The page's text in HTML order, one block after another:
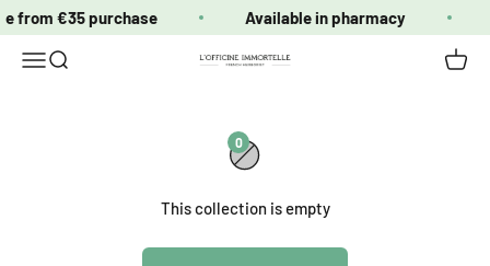
Skip to content
from €35 purchase Available in pharmacy
Open navigation menu
Open search Officine Immortelle Open
0
This collection is empty